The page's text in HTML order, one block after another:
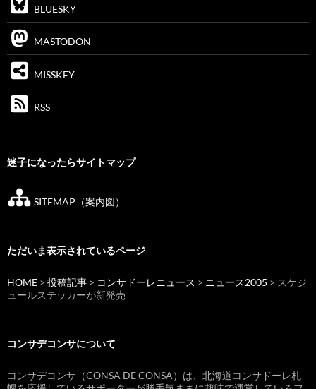
BLUESKY
MASTODON
MISSKEY
RSS
迷子になったらサイトマップ
SITEMAP（案内図）
ただいま表示されているページ
HOME > 投稿記事 > コンサドーレニュース > ニュース2005 > スケジ
ュールステッカーが新発売
コンサデコンサについて
コンサデコンサ（CONSA DE CONSA）は、北海道コンサドーレ札